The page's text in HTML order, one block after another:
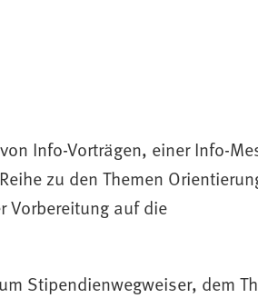
Info-Vorträgen, einer Info-
zu den Themen
Vorbereitung auf die
Stipendienwegweiser, dem